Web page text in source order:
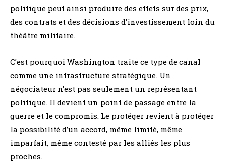
politique peut ainsi produire des effets sur des prix,
des contrats et des décisions d’investissement loin du
théâtre militaire.
C’est pourquoi Washington traite ce type de canal
comme une infrastructure stratégique. Un
négociateur n’est pas seulement un représentant
politique. Il devient un point de passage entre la
guerre et le compromis. Le protéger revient à protéger
la possibilité d’un accord, même limité, même
imparfait, même contesté par les alliés les plus
proches.